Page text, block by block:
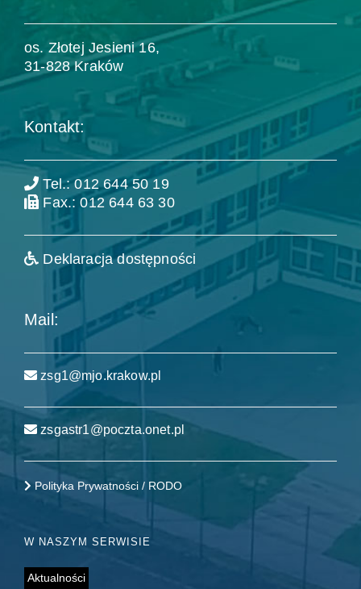
os. Złotej Jesieni 16,
31-828 Kraków
Kontakt:
Tel.: 012 644 50 19
Fax.: 012 644 63 30
Deklaracja dostępności
Mail:
zsg1@mjo.krakow.pl
zsgastr1@poczta.onet.pl
Polityka Prywatności / RODO
W NASZYM SERWISIE
Aktualności